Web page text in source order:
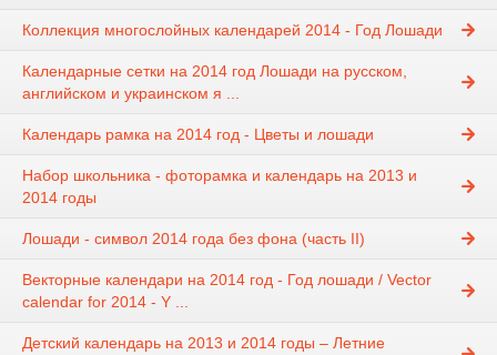
Коллекция многослойных календарей 2014 - Год Лошади
Календарные сетки на 2014 год Лошади на русском,
английском и украинском я ...
Календарь рамка на 2014 год - Цветы и лошади
Набор школьника - фоторамка и календарь на 2013 и
2014 годы
Лошади - символ 2014 года без фона (часть II)
Векторные календари на 2014 год - Год лошади / Vector
calendar for 2014 - Y ...
Детский календарь на 2013 и 2014 годы – Летние